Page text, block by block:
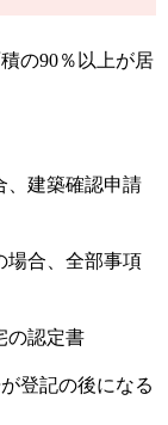
の90％以上が居
建築確認申請
合、全部事項
認定書
登記の後になる